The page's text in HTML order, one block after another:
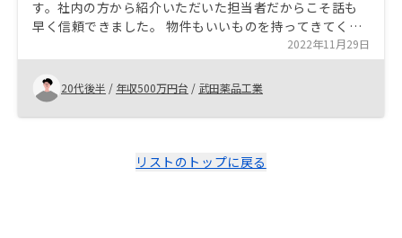
す。社内の方から紹介いただいた担当者だからこそ話も
早く信頼できました。 物件もいいものを持ってきてくれ
るので迷うほどです。プランも自分に合ったものを選べ
ますしおすすめです。
2022年11月29日
20代後半 / 年収500万円台 / 武田薬品工業
リストのトップに戻る